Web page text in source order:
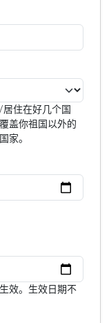
住在好几个国
盖你祖国以外的
家。
效。生效日期不